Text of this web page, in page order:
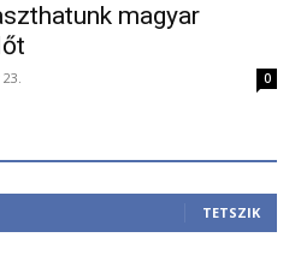
magyar
0
TETSZIK